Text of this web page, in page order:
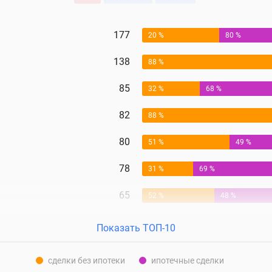
177 20 % 80 %
138 88 %
85 32 % 68 %
82 88 %
80 51 % 49 %
78 31 % 69 %
65 52 % 48 %
Показать ТОП-10
сделки без ипотеки ипотечные сделки